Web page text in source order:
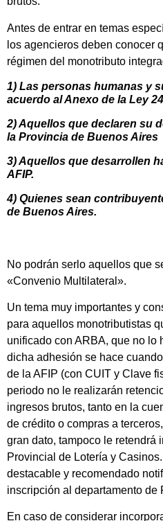
Antes de entrar en temas
los agencieros deben conocer
régimen del monotributo
1) Las personas humanas y
acuerdo al Anexo de la Ley
2) Aquellos que declaren su
la Provincia de Buenos Aires
3) Aquellos que desarrollen
AFIP.
4) Quienes sean
de Buenos Aires.
No podrán serlo aquellos que
«Convenio Multilateral».
Un tema muy importantes y
para aquellos monotributistas
unificado con ARBA, que no lo
dicha adhesión se hace
de la AFIP (con CUIT y Clave
periodo no le realizarán
ingresos brutos, tanto en la
de crédito o compras a
gran dato, tampoco le retendrá
Provincial de Lotería y
destacable y recomendado
inscripción al departamento de
En caso de considerar